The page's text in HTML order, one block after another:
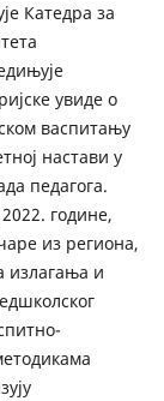
Катедра за
увиде о
васпитању
настави у
педагога.
године,
из региона,
излагања и